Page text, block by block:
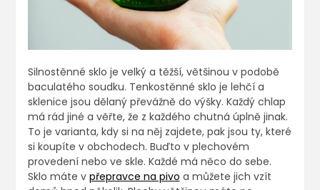
Silnostěnné sklo je velký a těžší, většinou v podobě
baculatého soudku. Tenkostěnné sklo je lehčí a
sklenice jsou dělaný převážně do výšky. Každý chlap
má rád jiné a věřte, že z každého chutná úplně jinak.
To je varianta, kdy si na něj zajdete, pak jsou ty, které
si koupíte v obchodech. Buďto v plechovém
provedení nebo ve skle. Každé má něco do sebe.
Sklo máte v přepravce na pivo a můžete jich vzít